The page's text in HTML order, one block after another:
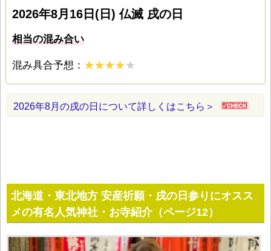
2026年8月16日(日) 仏滅 戌の日
相当の混み合い
混み具合予想：
2026年8月の戌の日について詳しくはこちら＞
北海道・東北地方 安産祈願・戌の日参りにオスス
メの有名人気神社・お寺紹介（ページ12）